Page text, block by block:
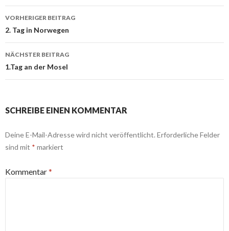
Beitrags-
Navigation
VORHERIGER BEITRAG
2. Tag in Norwegen
NÄCHSTER BEITRAG
1.Tag an der Mosel
SCHREIBE EINEN KOMMENTAR
Deine E-Mail-Adresse wird nicht veröffentlicht. Erforderliche Felder
sind mit * markiert
Kommentar*